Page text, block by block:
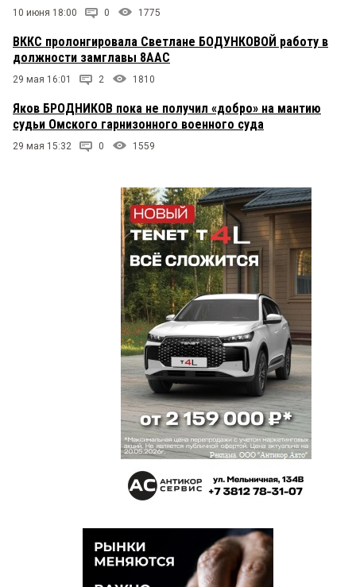
10 июня 18:00 0 1775
ВККС пролонгировала Светлане БОДУНКОВОЙ работу в
должности замглавы 8ААС
29 мая 16:01 2 1810
Яков БРОДНИКОВ пока не получил «добро» на мантию
судьи Омского гарнизонного военного суда
29 мая 15:32 0 1559